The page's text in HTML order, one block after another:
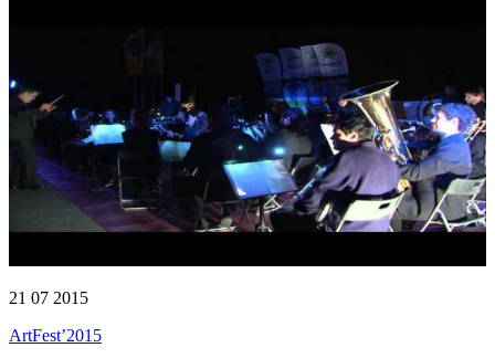
21 07 2015
ArtFest’2015